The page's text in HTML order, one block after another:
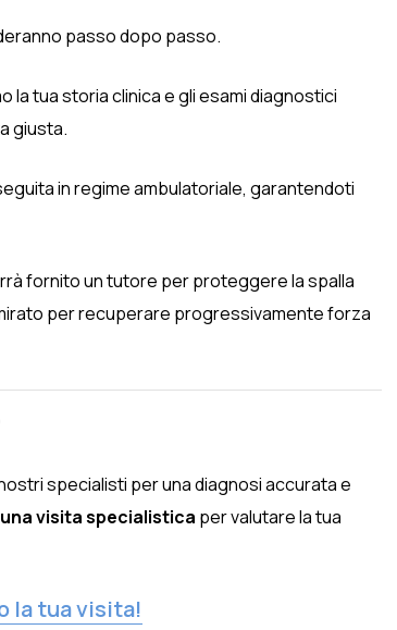
passo dopo passo.
la tua storia clinica e gli esami diagnostici
giusta.
in regime ambulatoriale, garantendoti
fornito un tutore per proteggere la spalla
per recuperare progressivamente forza
specialisti per una diagnosi accurata e
visita specialistica per valutare la tua
la tua visita!